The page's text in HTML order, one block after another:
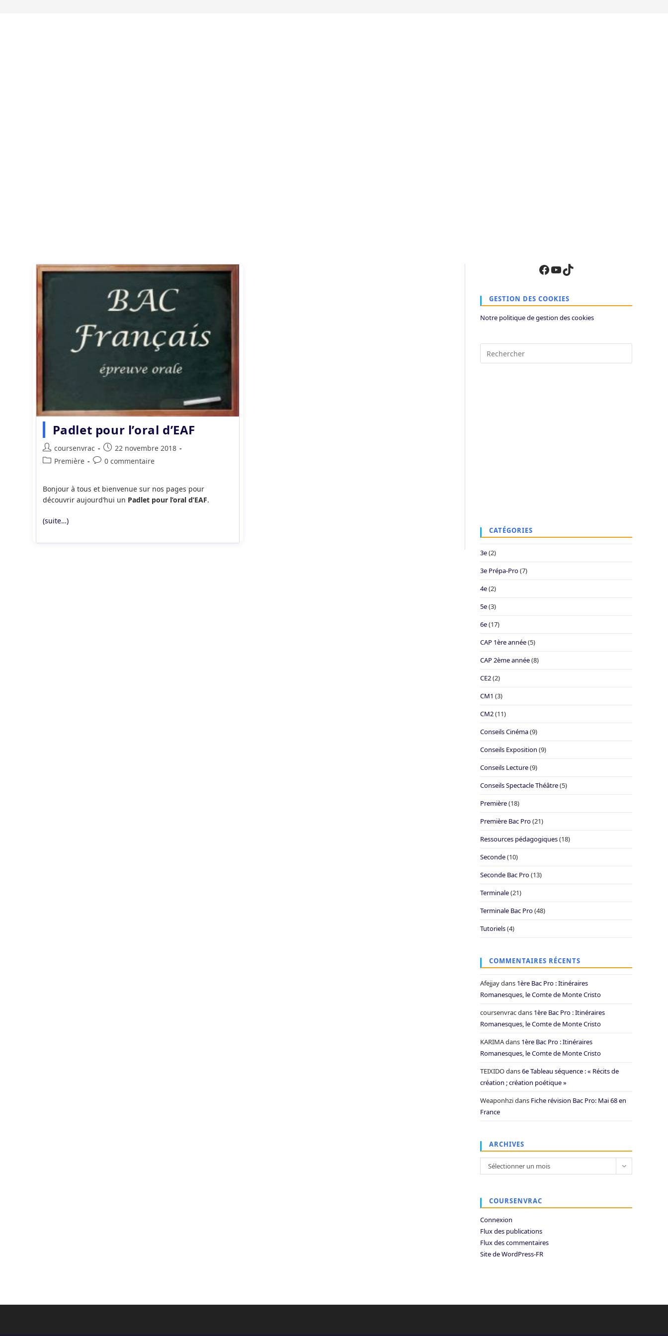
Padlet pour l’oral d’EAF
Auteur/autrice
de
coursenvrac
Publication
publiée :
22 novembre 2018
PostPremière
Commentaires
publication :
0 commentaire
Bonjour à tous et bienvenue sur nos pages pour
découvrir aujourd’hui un Padlet pour l’oral d’EAF.
(suite…)
Facebook
YouTube
TikTok
GESTION DES COOKIES
Notre politique de gestion des cookies
Escape
CATÉGORIES
3e(2)
3e Prépa-Pro(7)
4e(2)
5e(3)
6e(17)
CAP 1ère année(5)
CAP 2ème année(8)
CE2(2)
CM1 (3)
CM2(11)
Conseils Cinéma(9)
Conseils Exposition (9)
Conseils Lecture(9)
Conseils Spectacle Théâtre(5)
Première(18)
Première Bac Pro(21)
Ressources pédagogiques(18)
Seconde(10)
Seconde Bac Pro(13)
Terminale(21)
Terminale Bac Pro(48)
Tutoriels(4)
COMMENTAIRES RÉCENTS
Afejjaydans 1ère Bac Pro : Itinéraires
Romanesques, le Comte de Monte Cristo
coursenvracdans 1ère Bac Pro : Itinéraires
Romanesques, le Comte de Monte Cristo
KARIMAdans 1ère Bac Pro : Itinéraires
Romanesques, le Comte de Monte Cristo
TEIXIDOdans6e Tableau séquence : « Récits de
création ; création poétique »
Weaponhzidans Fiche révision Bac Pro: Mai 68 en
France
ARCHIVES
Archives
Sélectionner un mois
COURSENVRAC
Connexion
Flux des publications
Flux des commentaires
Site de WordPress-FR